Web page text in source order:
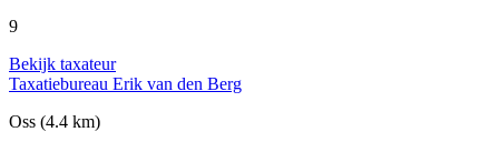
9
Bekijk taxateur
Taxatiebureau Erik van den Berg
Oss (4.4 km)